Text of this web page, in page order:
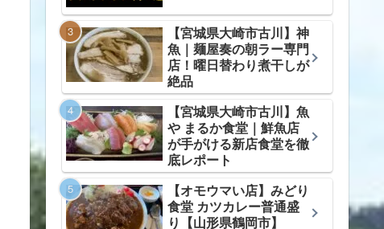
【宮城県大崎市古川】神
魚｜麺屋奏の朝ラー専門
店！曜日替わり煮干しが
絶品
【宮城県大崎市古川】魚
や まるか食堂｜鮮魚店
が手がける新店食堂を徹
底レポート
【オモウマい店】みどり
食堂 カツカレー普通盛
り【山形県鶴岡市】